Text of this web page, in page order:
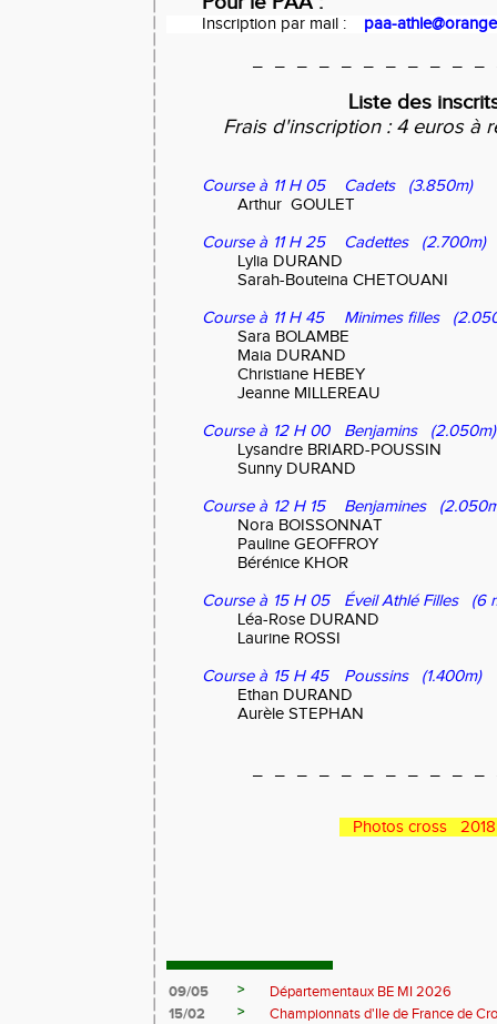
Inscription par mail : paa-
Liste des
Frais d'inscription : 4 euros à
Course à 11 H 05
Cadets (3.850m)
Arthur GOULET
Course à 11 H 25
Cadettes (2.700m)
Lylia DURAND
Sarah-Bouteina CHETOUANI
Course à 11 H 45
Minimes filles
Sara BOLAMBE
Maia DURAND
Christiane HEBEY
Jeanne MILLEREAU
Course à 12 H 00
Benjamins (2.050m)
Lysandre BRIARD-POUSSIN
Sunny DURAND
Course à 12 H 15
Benjamines
Nora BOISSONNAT
Pauline GEOFFROY
Bérénice KHOR
Course à 15 H 05
Éveil Athlé Filles (6
Léa-Rose DURAND
Laurine ROSSI
Course à 15 H 45
Poussins (1.400m)
Ethan DURAND
Aurèle STEPHAN
Photos cross 2018
09/05 >
Départementaux BE MI 2026
15/02
>
Championnats d'Ile de France de